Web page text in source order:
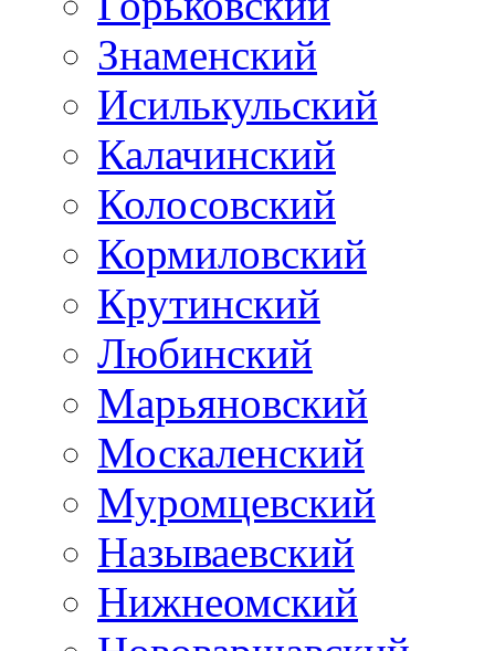
Знаменский
Исилькульский
Калачинский
Колосовский
Кормиловский
Крутинский
Любинский
Марьяновский
Москаленский
Муромцевский
Называевский
Нижнеомский